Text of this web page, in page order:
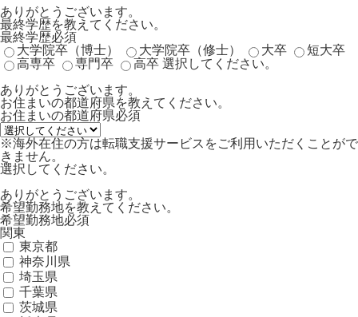
ありがとうございます。
最終学歴を教えてください。
最終学歴必須
大学院卒（博士）
大学院卒（修士） 大卒
短大卒
高専卒
専門卒 高卒 選択してください。
ありがとうございます。
お住まいの都道府県を教えてください。
お住まいの都道府県必須
※海外在住の方は転職支援サービスをご利用いただくことがで
きません。
選択してください。
ありがとうございます。
希望勤務地を教えてください。
希望勤務地必須
関東
東京都
神奈川県
埼玉県
千葉県
茨城県